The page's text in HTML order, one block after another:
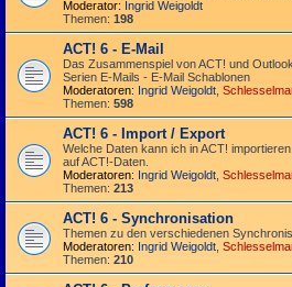
Moderator: Ingrid Weigoldt
Themen: 198
ACT! 6 - E-Mail
Das Zusammen­spiel von ACT! und
Serien E-Mails - E-Mail Schablonen
Moderatoren: Ingrid Weigoldt
Themen: 598
ACT! 6 - Import / Export
Welche Daten kann ich in ACT!
auf ACT!-Daten.
Moderatoren: Ingrid Weigoldt
Themen: 213
ACT! 6 - Synchro­nisation
Themen zu den verschiedenen
Moderatoren: Ingrid Weigoldt
Themen: 210